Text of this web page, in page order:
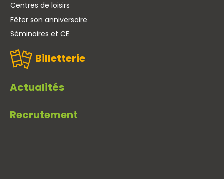
Centres de loisirs
Fêter son anniversaire
Séminaires et CE
Billetterie
Actualités
Recrutement